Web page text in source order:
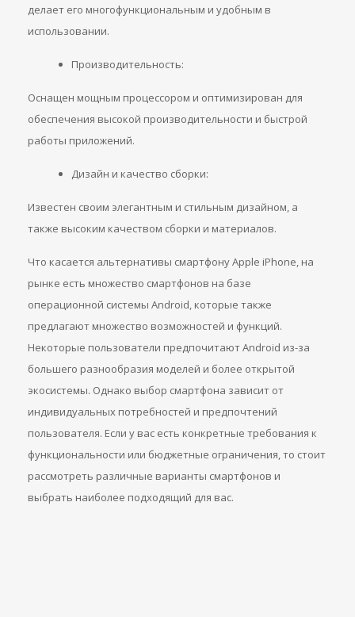
делает его многофункциональным и удобным в
использовании.
Производительность:
Оснащен мощным процессором и оптимизирован для
обеспечения высокой производительности и быстрой
работы приложений.
Дизайн и качество сборки:
Известен своим элегантным и стильным дизайном, а
также высоким качеством сборки и материалов.
Что касается альтернативы смартфону Apple iPhone, на
рынке есть множество смартфонов на базе
операционной системы Android, которые также
предлагают множество возможностей и функций.
Некоторые пользователи предпочитают Android из-за
большего разнообразия моделей и более открытой
экосистемы. Однако выбор смартфона зависит от
индивидуальных потребностей и предпочтений
пользователя. Если у вас есть конкретные требования к
функциональности или бюджетные ограничения, то стоит
рассмотреть различные варианты смартфонов и
выбрать наиболее подходящий для вас.